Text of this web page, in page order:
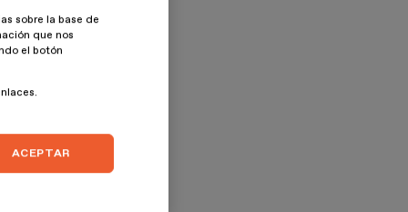
sobre la base de
que nos
el botón
ACEPTAR